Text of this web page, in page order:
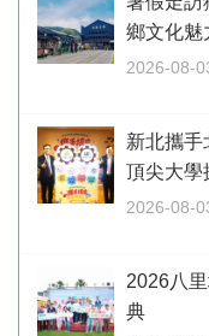
鄉文化魅
2026-08-
新北攜
頂尖大學
2026-08-
2026八
典